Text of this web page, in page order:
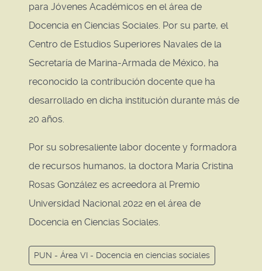
para Jóvenes Académicos en el área de
Docencia en Ciencias Sociales. Por su parte, el
Centro de Estudios Superiores Navales de la
Secretaría de Marina-Armada de México, ha
reconocido la contribución docente que ha
desarrollado en dicha institución durante más de
20 años.
Por su sobresaliente labor docente y formadora
de recursos humanos, la doctora María Cristina
Rosas González es acreedora al Premio
Universidad Nacional 2022 en el área de
Docencia en Ciencias Sociales.
PUN - Área VI - Docencia en ciencias sociales